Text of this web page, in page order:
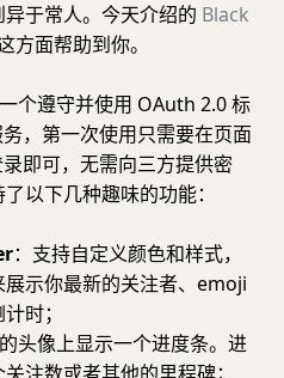
于常人。今天介绍的 Black
方面帮助到你。
个遵守并使用 OAuth 2.0 标
，第一次使用只需要在页面
即可，无需向三方提供密
以下几种趣味的功能：
：支持自定义颜色和样式，
示你最新的关注者、emoji
时；
头像上显示一个进度条。进